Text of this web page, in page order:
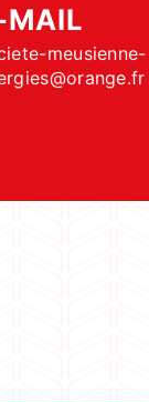
MAIL
meusienne-